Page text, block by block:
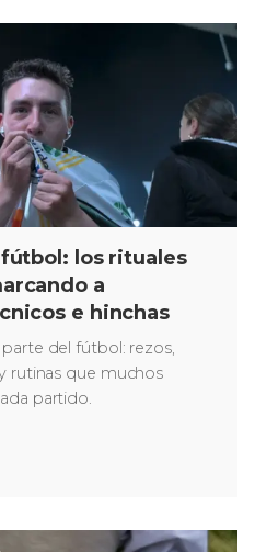
fútbol: los rituales
a
e hinchas
parte del fútbol: rezos,
rutinas que muchos
partido.